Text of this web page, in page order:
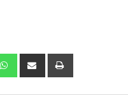
WhatsappShare